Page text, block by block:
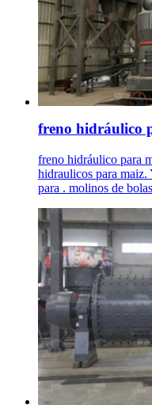
freno hidráulico
freno hidráulico para
hidraulicos para
para . molinos de